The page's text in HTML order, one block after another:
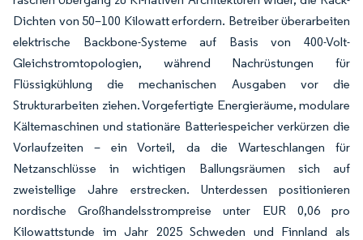
Dichten von 50–100 Kilowatt erfordern. Betreiber überarbeiten
elektrische Backbone-Systeme auf Basis von 400-Volt-
Gleichstromtopologien, während Nachrüstungen für
Flüssigkühlung die mechanischen Ausgaben vor die
Strukturarbeiten ziehen. Vorgefertigte Energieräume, modulare
Kältemaschinen und stationäre Batteriespeicher verkürzen die
Vorlaufzeiten – ein Vorteil, da die Warteschlangen für
Netzanschlüsse in wichtigen Ballungsräumen sich auf
zweistellige Jahre erstrecken. Unterdessen positionieren
nordische Großhandelsstrompreise unter EUR 0,06 pro
Kilowattstunde im Jahr 2025 Schweden und Finnland als